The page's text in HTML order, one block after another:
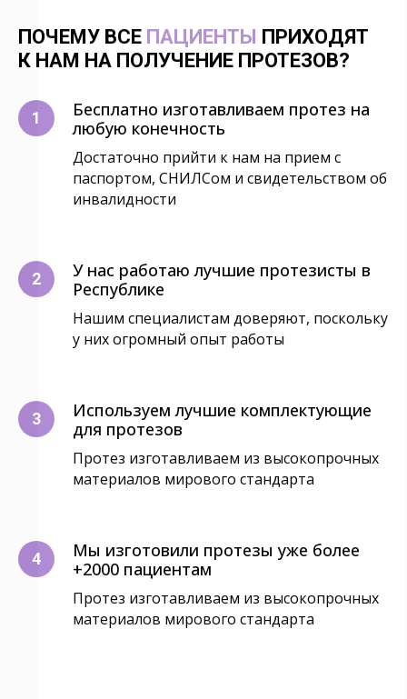
ПОЧЕМУ ВСЕ ПАЦИЕНТЫ ПРИХОДЯТ
К НАМ НА ПОЛУЧЕНИЕ ПРОТЕЗОВ?
Бесплатно изготавливаем протез на
любую конечность
Достаточно прийти к нам на прием с
паспортом, СНИЛСом и свидетельством об
инвалидности
У нас работаю лучшие протезисты в
Республике
Нашим специалистам доверяют, поскольку
у них огромный опыт работы
Используем лучшие комплектующие
для протезов
Протез изготавливаем из высокопрочных
материалов мирового стандарта
Мы изготовили протезы уже более
+2000 пациентам
Протез изготавливаем из высокопрочных
материалов мирового стандарта